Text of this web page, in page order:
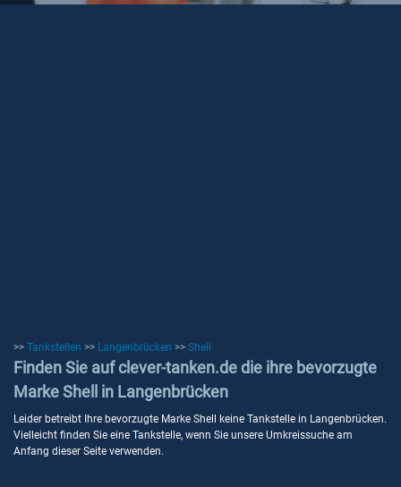
>> Tankstellen >> Langenbrücken >> Shell
Finden Sie auf clever-tanken.de die ihre bevorzugte
Marke Shell in Langenbrücken
Leider betreibt Ihre bevorzugte Marke Shell keine Tankstelle in Langenbrücken.
Vielleicht finden Sie eine Tankstelle, wenn Sie unsere Umkreissuche am
Anfang dieser Seite verwenden.